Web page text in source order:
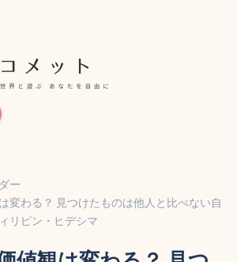
ー
変わる？ 見つけたものは他人と比べない自
リピン・ヒデシマ